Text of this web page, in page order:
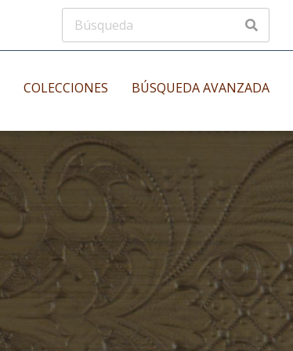
COLECCIONES
Manuscritos musicales
Incunables
BÚSQUEDA AVANZADA